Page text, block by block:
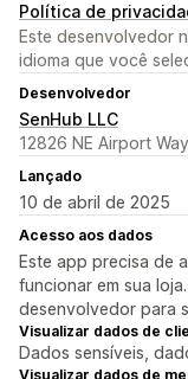
Política de
Este desenvolvedor
idioma que você
Desenvolvedor
SenHub LLC
12826 NE Airport
Lançado
10 de abril de 2025
Acesso aos dados
Este app precisa de
funcionar em sua
desenvolvedor para
Visualizar dados de
Dados sensíveis,
Visualizar dados de